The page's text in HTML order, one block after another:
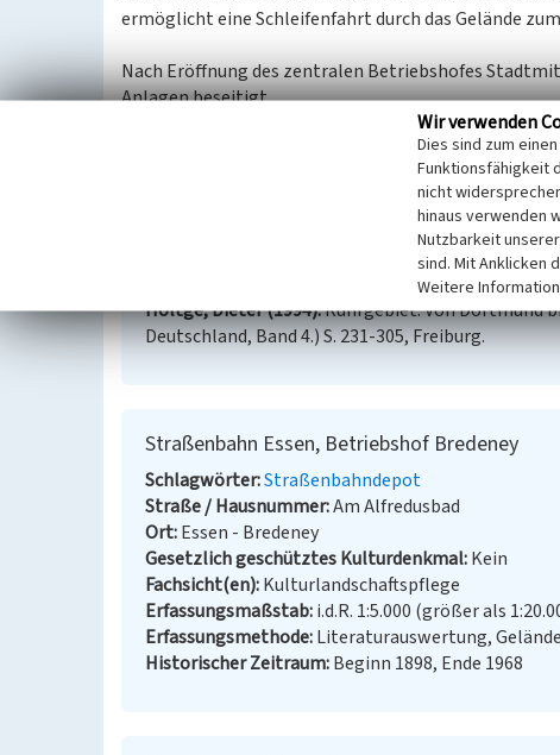
ermöglicht eine Schleifenfahrt durch das Gelände
Nach Eröffnung des zentralen Betriebshofes
Anlagen beseitigt.
(Claus Weber, LVR-Redaktion KuLaDig, 2010)
Essener Verkehrs-AG (Hrsg.) (1996) Hundert Jahre
Höltge, Dieter (1994) Ruhrgebiet. Von Dortmund
Deutschland, Band 4.) S. 231-305, Freiburg.
Straßenbahn Essen, Betriebshof Bredeney
Schlagwörter Straßenbahndepot
Straße / Hausnummer Am Alfredusbad
Ort Essen - Bredeney
Gesetzlich geschütztes Kulturdenkmal Kein
Fachsicht(en) Kulturlandschaftspflege
Erfassungsmaßstab i.d.R. 1:5.000 (größer als
Erfassungsmethode Literaturauswertung,
Historischer Zeitraum Beginn 1898, Ende 1968
Wir verwenden
Dies sind zum
Funktionsfähigkeit
nicht
hinaus verwenden
Nutzbarkeit
sind. Mit Anklicken
Weitere